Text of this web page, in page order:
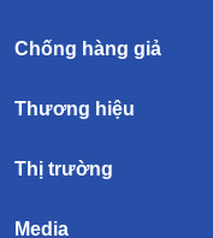
Chống hàng giả
Thương hiệu
Thị trường
Media